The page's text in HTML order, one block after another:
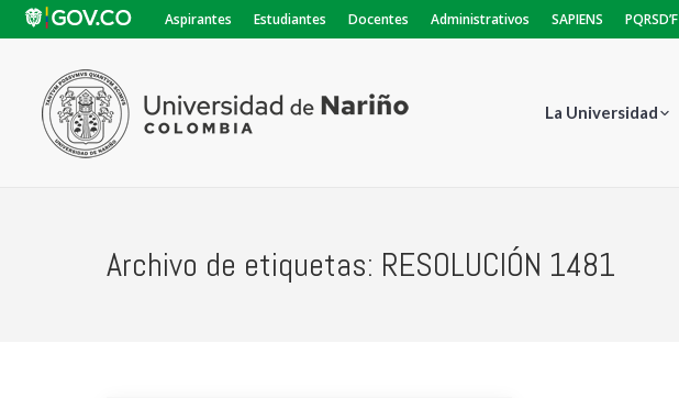
Aspirantes Estudiantes Docentes Administrativos SAPIENS PQRSD’F
La Universidad
Archivo de etiquetas: RESOLUCIÓN 1481